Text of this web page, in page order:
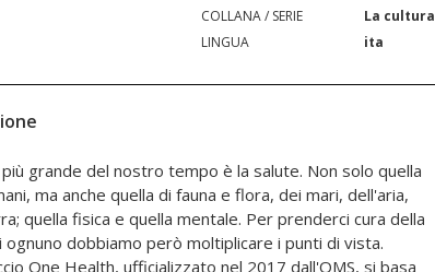
COLLANA / SERIE
La cultura
LINGUA
ita
grande del nostro tempo è la salute. Non solo quella
ma anche quella di fauna e flora, dei mari, dell'aria,
quella fisica e quella mentale. Per prenderci cura della
ognuno dobbiamo però moltiplicare i punti di vista.
One Health, ufficializzato nel 2017 dall'OMS, si basa
allevamenti intensivi ed epidemie, alle riflessioni
sulle ferite che i conflitti lasciano sui corpi, le
ecosistemi; dalle parole di Stefano Boeri su quanto sia
riprogettare gli spazi urbani per combattere
globale e disuguaglianze, all'appello di Giovanna